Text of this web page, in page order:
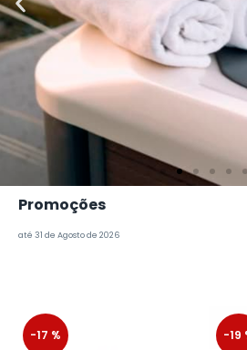
Promoções
até 31 de Agosto de 2026
-17 % -19